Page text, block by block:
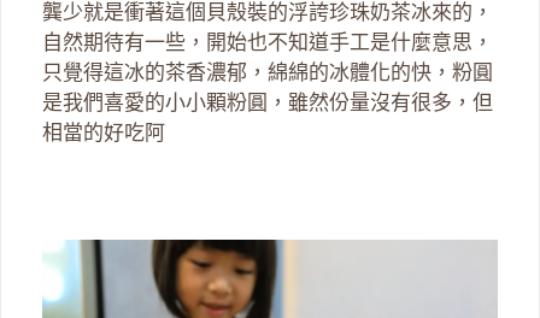
龔少就是衝著這個貝殼裝的浮誇珍珠奶茶冰來的，
自然期待有一些，開始也不知道手工是什麼意思，
只覺得這冰的茶香濃郁，綿綿的冰體化的快，粉圓
是我們喜愛的小小顆粉圓，雖然份量沒有很多，但
相當的好吃阿